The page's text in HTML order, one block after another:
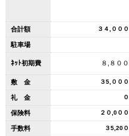
合計額 ３４,０００
駐車場
ﾈｯﾄ初期費 ８,８００
敷 金 ３5,０００
礼 金 ０
保険料 ２０,0００
手数料 ３5,20０